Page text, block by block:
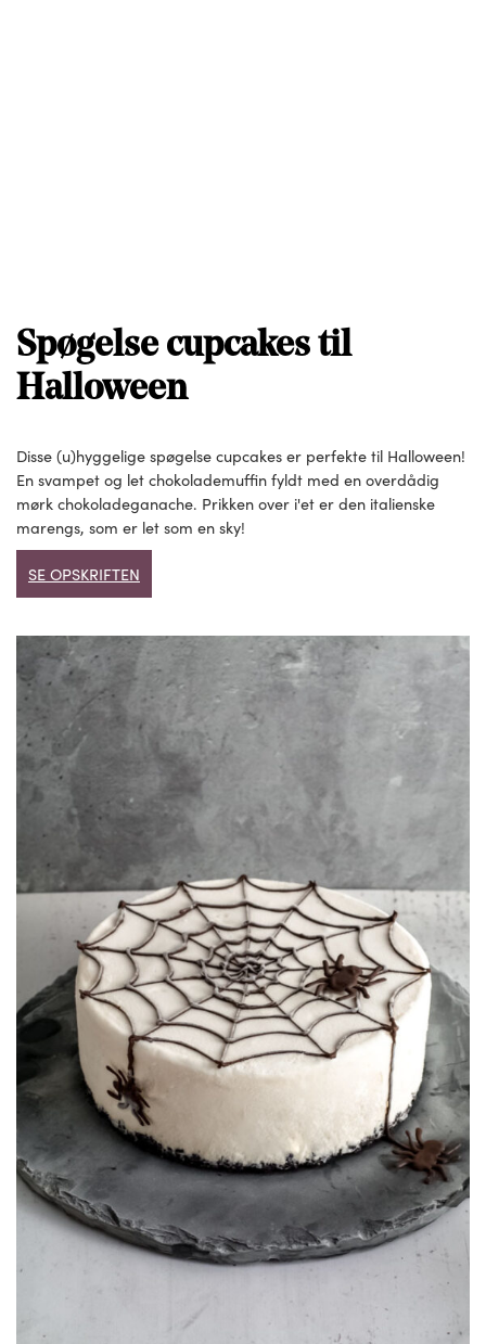
Spøgelse cupcakes til
Halloween
Disse (u)hyggelige spøgelse cupcakes er perfekte til Halloween!
En svampet og let chokolademuffin fyldt med en overdådig
mørk chokoladeganache. Prikken over i'et er den italienske
marengs, som er let som en sky!
SE OPSKRIFTEN